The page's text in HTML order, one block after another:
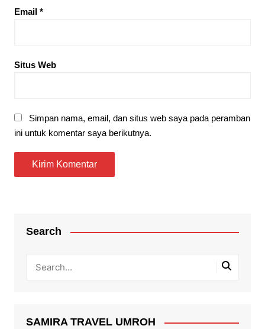
Email *
Situs Web
Simpan nama, email, dan situs web saya pada peramban
ini untuk komentar saya berikutnya.
Search
SAMIRA TRAVEL UMROH